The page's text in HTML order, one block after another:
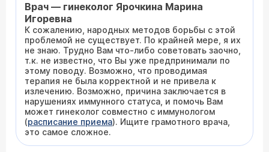
Врач — гинеколог Ярочкина Марина
Игоревна
К сожалению, народных методов борьбы с этой
проблемой не существует. По крайней мере, я их
не знаю. Трудно Вам что-либо советовать заочно,
т.к. не известно, что Вы уже предпринимали по
этому поводу. Возможно, что проводимая
терапия не была корректной и не привела к
излечению. Возможно, причина заключается в
нарушениях иммунного статуса, и помочь Вам
может гинеколог совместно с иммунологом
(расписание приема). Ищите грамотного врача,
это самое сложное.